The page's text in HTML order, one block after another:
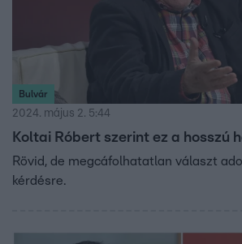
Bulvár
2024. május 2. 5:44
Koltai Róbert szerint ez a hosszú
Rövid, de megcáfolhatatlan választ
kérdésre.